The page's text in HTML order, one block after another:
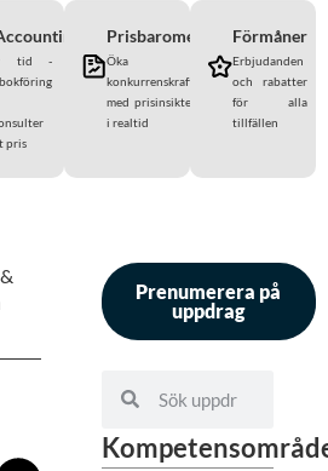
tid -
pris
Prisbarometern
Öka
konkurrenskraften
med prisinsikter
i realtid
Förmåner
Erbjudanden
och rabatter
för alla
tillfällen
Prenumerera på
uppdrag